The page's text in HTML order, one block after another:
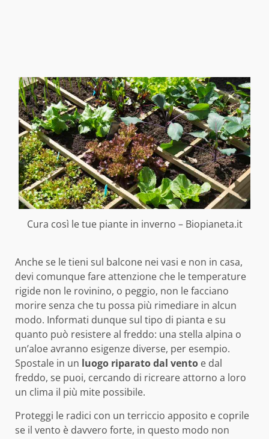
Cura così le tue piante in inverno – Biopianeta.it
Anche se le tieni sul balcone nei vasi e non in casa,
devi comunque fare attenzione che le temperature
rigide non le rovinino, o peggio, non le facciano
morire senza che tu possa più rimediare in alcun
modo. Informati dunque sul tipo di pianta e su
quanto può resistere al freddo: una stella alpina o
un’aloe avranno esigenze diverse, per esempio.
Spostale in un luogo riparato dal vento e dal
freddo, se puoi, cercando di ricreare attorno a loro
un clima il più mite possibile.
Proteggi le radici con un terriccio apposito e coprile
se il vento è davvero forte, in questo modo non